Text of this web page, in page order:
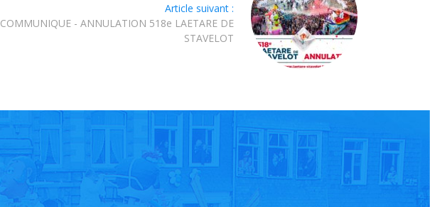
Article suivant :
COMMUNIQUE - ANNULATION 518e LAETARE DE
STAVELOT